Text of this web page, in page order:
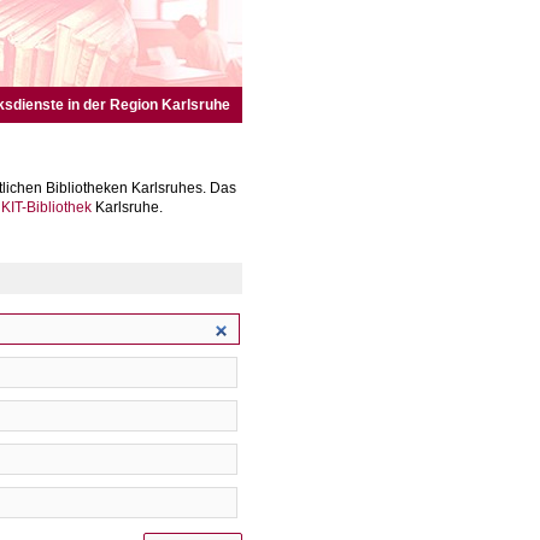
in der Region Karlsruhe
Bibliotheken Karlsruhes. Das
KIT-Bibliothek Karlsruhe.